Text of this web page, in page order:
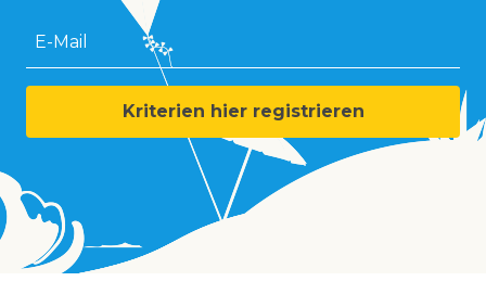
E-Mail
Kriterien hier registrieren